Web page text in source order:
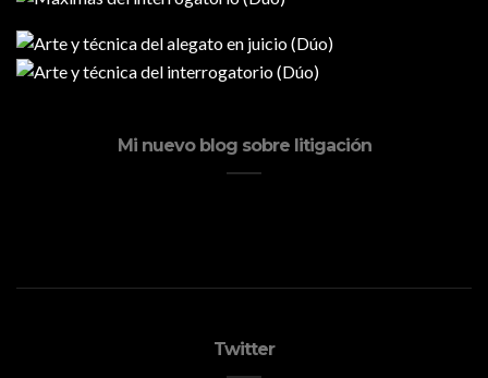
Mi nuevo blog sobre litigación
Twitter